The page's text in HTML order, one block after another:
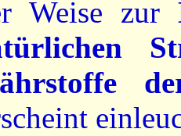
Weise zur